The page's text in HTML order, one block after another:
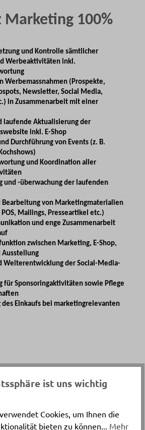
Marketing 100%
und Kontrolle sämtlicher
Werbeaktivitäten inkl.
Werbemassnahmen (Prospekte,
Newsletter, Social Media,
in Zusammenarbeit mit einer
laufende Aktualisierung der
inkl. E-Shop
Durchführung von Events (z. B.
und Koordination aller
und -überwachung der laufenden
Bearbeitung von Marketingmaterialien
Mailings, Presseartikel etc.)
und enge Zusammenarbeit
zwischen Marketing, E-Shop,
Ausstellung
Weiterentwicklung der Social-Media-
für Sponsoringaktivitäten sowie Pflege
Einkaufs bei marketingrelevanten
sowie strukturierte und
ist uns wichtig
Cookies, um Ihnen die
bieten zu können... Mehr